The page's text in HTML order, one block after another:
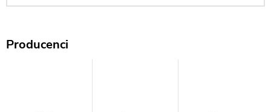
Producenci